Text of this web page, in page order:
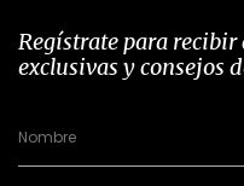
Regístrate para recibir
exclusivas y consejos